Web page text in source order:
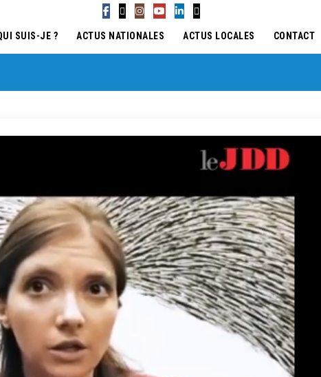
SUIS-JE ? ACTUS NATIONALES ACTUS LOCALES CONTACT